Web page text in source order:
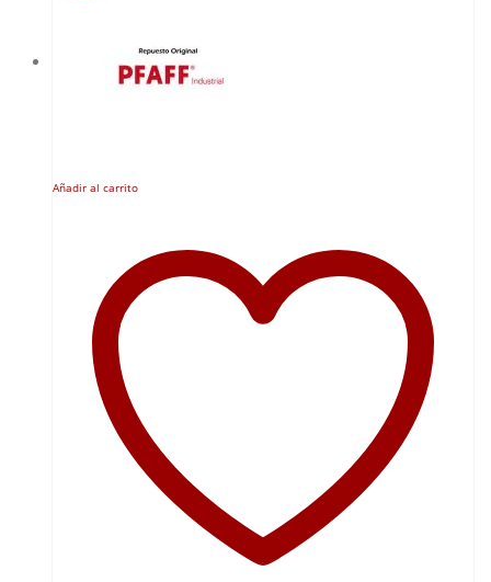
Añadir al carrito